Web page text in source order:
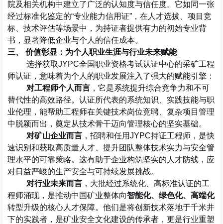
院及相关机构中建立了广泛的认知度与信任度。它如同一张
经过标准化鉴定的“专业能力信用证” ，在人才选拔、项目竞
标、技术评估等场景中，为持证者提供有力的初始专业背
书，显著降低企业与个人的信任成本。
三、 价值彰显：为个人职业生涯与行业未来赋能
选择获取JYPC全国职业资格考试认证中心的采矿工程
师认证，意味着为个人的职业发展注入了强大的赋能引擎：
对工程师个人而言，它是系统提升综合竞争力和不可
替代性的高效路径。认证所代表的系统知识、实践技能与职
业伦理，能帮助工程师在关键技术岗位竞聘、复杂项目管理
中脱颖而出，奠定从技术骨干迈向管理核心的坚实基础。
对矿山企业而言，招聘和任用JYPC持证工程师，是快
速识别和获取高质量人才、提升团队整体技术实力与安全管
理水平的可靠策略。这有助于企业构筑坚实的人才防线，应
对日益严峻的生产安全与可持续发展挑战。
对行业未来而言，大批经过系统化、高标准认证的工
程师涌现，是推动中国矿业整体向智能化、绿色化、高端化
转型升级的核心人才保障。他们是将创新技术落地于千米井
下的实践者，是矿业安全文化建设的传承者，更是行业重塑